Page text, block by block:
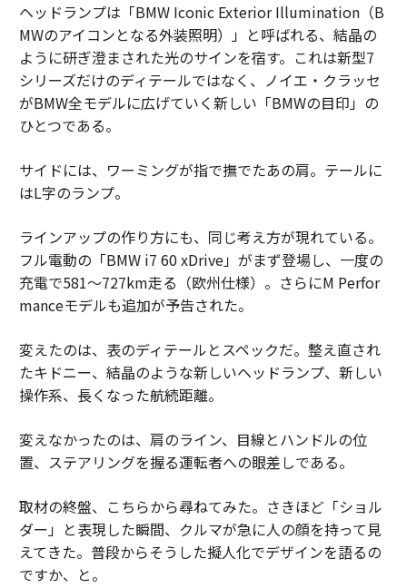
ヘッドランプは「BMW Iconic Exterior Illumination（B
MWのアイコンとなる外装照明）」と呼ばれる、結晶の
ように研ぎ澄まされた光のサインを宿す。これは新型7
シリーズだけのディテールではなく、ノイエ・クラッセ
がBMW全モデルに広げていく新しい「BMWの目印」の
ひとつである。
サイドには、ワーミングが指で撫でたあの肩。テールに
はL字のランプ。
ラインアップの作り方にも、同じ考え方が現れている。
フル電動の「BMW i7 60 xDrive」がまず登場し、一度の
充電で581〜727km走る（欧州仕様）。さらにM Perfor
manceモデルも追加が予告された。
変えたのは、表のディテールとスペックだ。整え直され
たキドニー、結晶のような新しいヘッドランプ、新しい
操作系、長くなった航続距離。
変えなかったのは、肩のライン、目線とハンドルの位
置、ステアリングを握る運転者への眼差しである。
取材の終盤、こちらから尋ねてみた。さきほど「ショル
ダー」と表現した瞬間、クルマが急に人の顔を持って見
えてきた。普段からそうした擬人化でデザインを語るの
ですか、と。